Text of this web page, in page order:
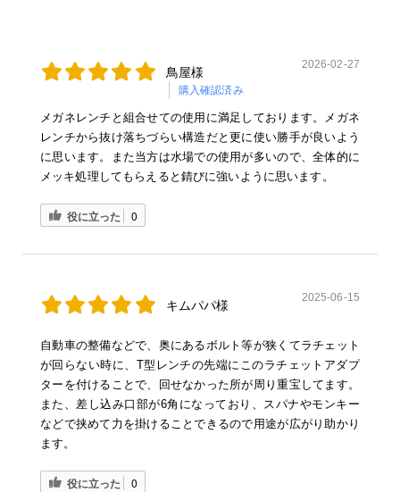
鳥屋様
購入確認済み
2026-02-27
メガネレンチと組合せての使用に満足しております。メガネ
レンチから抜け落ちづらい構造だと更に使い勝手が良いよう
に思います。また当方は水場での使用が多いので、全体的に
メッキ処理してもらえると錆びに強いように思います。
役に立った 0
キムパパ様
2025-06-15
自動車の整備などで、奥にあるボルト等が狭くてラチェット
が回らない時に、T型レンチの先端にこのラチェットアダプ
ターを付けることで、回せなかった所が周り重宝してます。
また、差し込み口部が6角になっており、スパナやモンキー
などで挟めて力を掛けることできるので用途が広がり助かり
ます。
役に立った 0